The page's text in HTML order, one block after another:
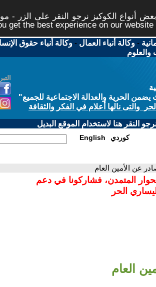
أنواع الكوكيز نرجو النقر على الزر -
get the best experience on our website
-وكالة أنباء العمال -وكالة أنباء حقوق
والعلوم
الحرية والعدالة الاجتماعية للجميع"
والتى نالها أعلام في الفكر والثقافة
النقر هنا لاستخدام الموقع البديل
English كوردي
عن الأمين العام
المتمدن، فشاركونا في دعم
الحر
العام